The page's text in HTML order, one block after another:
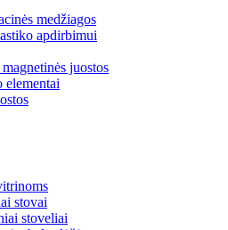
medžiagos
apdirbimui
juostos
stovai
stoveliai